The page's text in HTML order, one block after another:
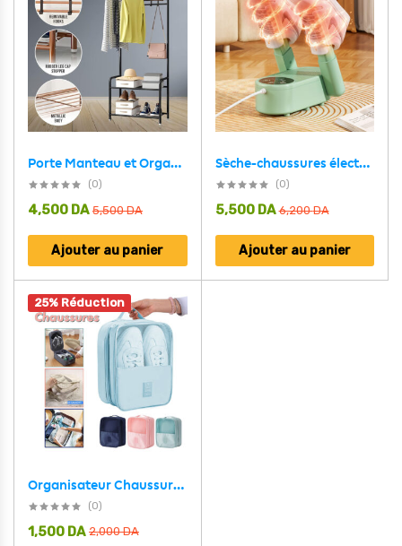
Porte Manteau et Organisateur de Chaussures en Métal avec Cintres – علاقة ملابس ومنظم أحذية 2في1
(0)
5,500DA
4,500 DA
Ajouter au panier
Sèche-chaussures électrique avec minuterie et grille de séchage réglable
(0)
6,200DA
5,500 DA
Ajouter au panier
25% Réduction
Organisateur Chaussures Sac de Voyage 3 Compartiment imperméable
(0)
2,000DA
1,500 DA